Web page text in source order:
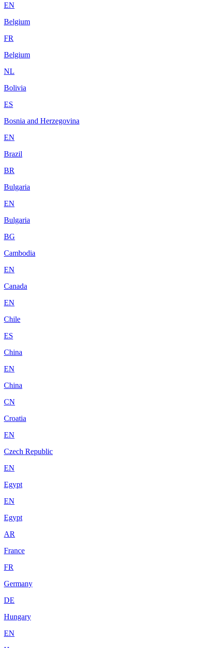
EN
Belgium
FR
Belgium
NL
Bolivia
ES
Bosnia and Herzegovina
EN
Brazil
BR
Bulgaria
EN
Bulgaria
BG
Cambodia
EN
Canada
EN
Chile
ES
China
EN
China
CN
Croatia
EN
Czech Republic
EN
Egypt
EN
Egypt
AR
France
FR
Germany
DE
Hungary
EN